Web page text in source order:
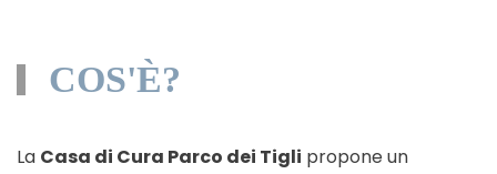
COS'È?
La Casa di Cura Parco dei Tigli propone un